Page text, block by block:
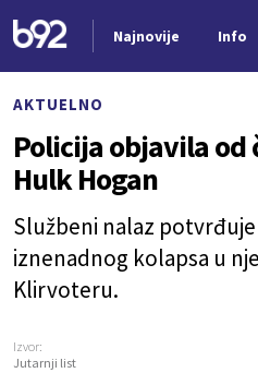
Najnovije Info
AKTUELNO
Policija objavila od
Hulk Hogan
Službeni nalaz
iznenadnog kolapsa u
Klirvoteru.
Izvor:
Jutarnji list